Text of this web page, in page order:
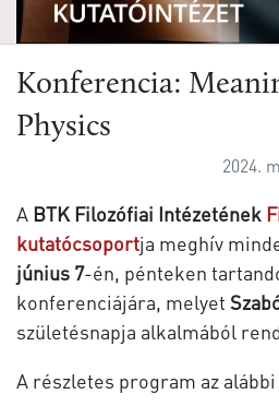
Konferencia:
Physics
2024.
A BTK Filozófiai Intézetének
kutatócsoportja meghív
június 7-én, pénteken
konferenciájára, melyet
születésnapja alkalmából
A részletes program az